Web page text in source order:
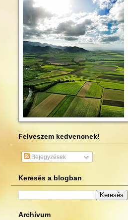
Felveszem kedvencnek!
Bejegyzések
Keresés a blogban
Archívum